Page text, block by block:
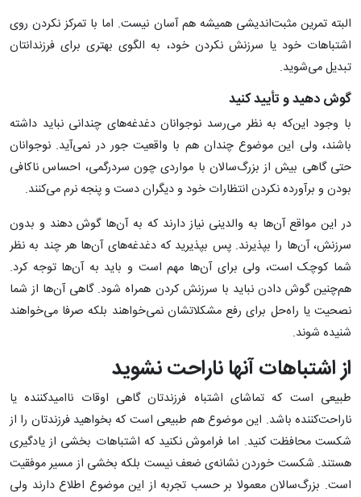
البته تمرین مثبت‌اندیشی همیشه هم آسان نیست. اما با تمرکز نکردن روی
اشتباهات خود یا سرزنش نکردن خود، به الگوی بهتری برای فرزندانتان
تبدیل می‌شوید.
گوش دهید و تأیید کنید
با وجود این‌که به نظر می‌رسد نوجوانان دغدغه‌های چندانی نباید داشته
باشند، ولی این موضوع چندان هم با واقعیت جور در نمی‌آید. نوجوانان
حتی گاهی بیش از بزرگ‌سالان با مواردی چون سردرگمی، احساس ناکافی
بودن و برآورده نکردن انتظارات خود و دیگران دست و پنجه نرم می‌کنند.
در این مواقع آن‌ها به والدینی نیاز دارند که به آن‌ها گوش دهند و بدون
سرزنش، آن‌ها را بپذیرند. پس بپذیرید که دغدغه‌های آن‌ها هر چند به نظر
شما کوچک است، ولی برای آن‌ها مهم است و باید به آن‌ها توجه کرد.
هم‌چنین گوش دادن نباید با سرزنش کردن همراه شود. گاهی آن‌ها از شما
نصحیت یا راه‌حل برای رفع مشکلاتشان نمی‌خواهند بلکه صرفا می‌خواهند
شنیده شوند.
از اشتباهات آنها ناراحت نشوید
طبیعی است که تماشای اشتباه فرزندتان گاهی اوقات ناامیدکننده یا
ناراحت‌کننده باشد. این موضوع هم طبیعی است که بخواهید فرزندتان را از
شکست محافظت کنید. اما فراموش نکنید که اشتباهات بخشی از یادگیری
هستند. شکست خوردن نشانه‌ی ضعف نیست بلکه بخشی از مسیر موفقیت
است. بزرگ‌سالان معمولا بر حسب تجربه از این موضوع اطلاع دارند ولی